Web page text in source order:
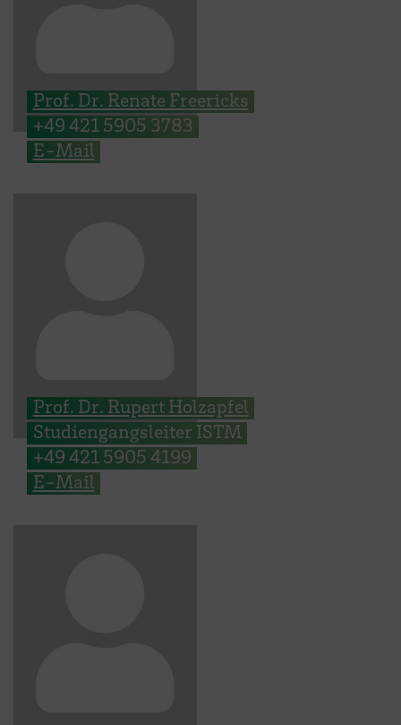
Prof. Dr. Renate Freericks
+49 421 5905 3783
E-Mail
Prof. Dr. Rupert Holzapfel
Studiengangsleiter ISTM
+49 421 5905 4199
E-Mail